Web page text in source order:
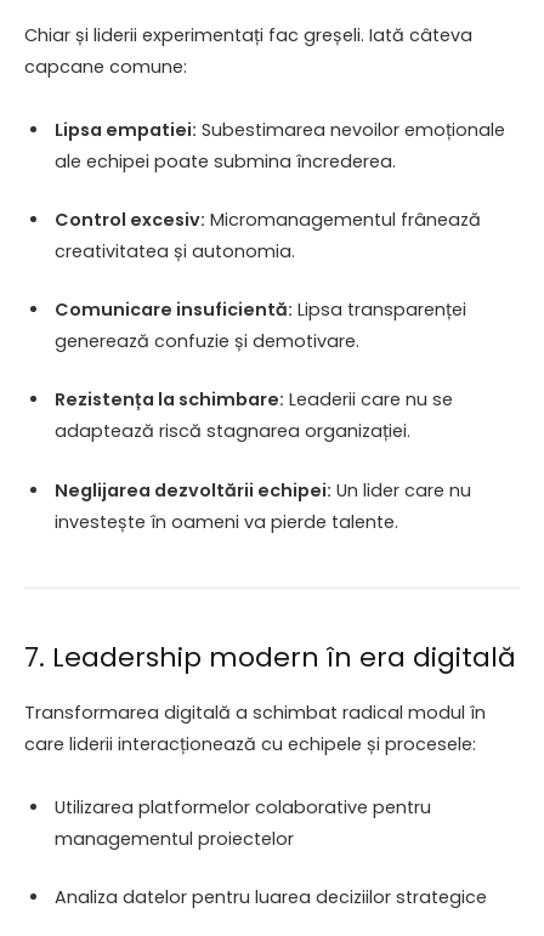
Chiar și liderii experimentați fac greșeli. Iată câteva
capcane comune:
Lipsa empatiei: Subestimarea nevoilor emoționale
ale echipei poate submina încrederea.
Control excesiv: Micromanagementul frânează
creativitatea și autonomia.
Comunicare insuficientă: Lipsa transparenței
generează confuzie și demotivare.
Rezistența la schimbare: Leaderii care nu se
adaptează riscă stagnarea organizației.
Neglijarea dezvoltării echipei: Un lider care nu
investește în oameni va pierde talente.
7. Leadership modern în era digitală
Transformarea digitală a schimbat radical modul în
care liderii interacționează cu echipele și procesele:
Utilizarea platformelor colaborative pentru
managementul proiectelor
Analiza datelor pentru luarea deciziilor strategice